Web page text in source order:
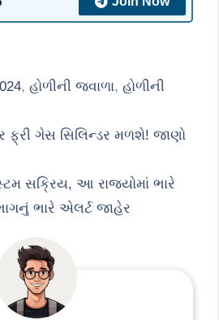
,હોળીની જ્વાળા,હોળીની
ફ્રી ગેસ સિલિન્ડર મળશે! જાણો
સક્રિય, આ રાજ્યોમાં ભારે
ભારે એલર્ટ જાહેર